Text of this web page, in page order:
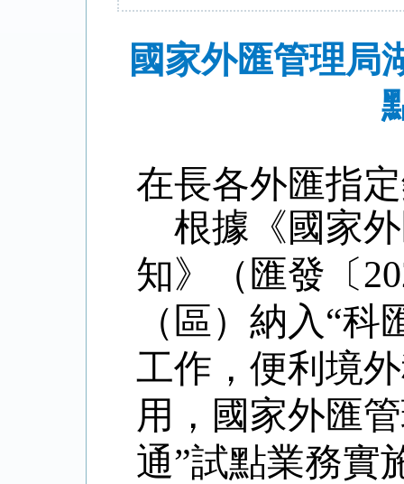
國家外匯管理局
在長各外匯指
根據 《國家
知》（匯發〔
（區）納入“
工作， 便利境
用， 國家外匯
通”試點業務實